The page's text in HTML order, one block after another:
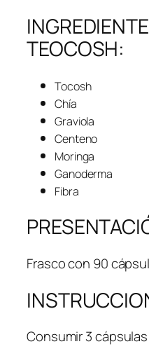
TEOCOSH:
Tocosh
Chía
Graviola
Centeno
Moringa
Ganoderma
Fibra
Frasco con 90
Consumir 3 cápsulas